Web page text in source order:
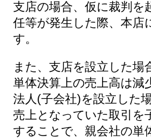
支店の場合、仮に裁判を
任等が発生した際、本店
す。
また、支店を設立した場
単体決算上の売上高は減
法人(子会社)を設立した
売上となっていた取引を
することで、親会社の単